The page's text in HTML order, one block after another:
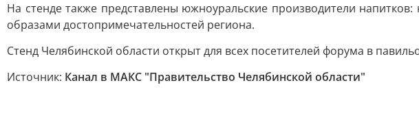
На стенде также представлены южноуральские производители
образами достопримечательностей региона.
Стенд Челябинской области открыт для всех посетителей форума в
Источник: Канал в МАКС "Правительство Челябинской области"